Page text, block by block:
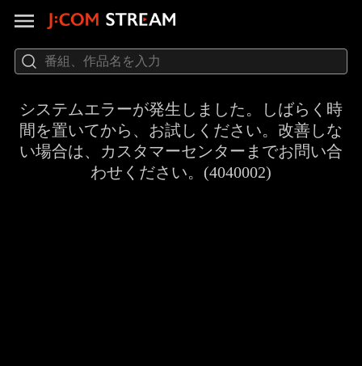
システムエラーが発生しました。しばらく時
間を置いてから、お試しください。改善しな
い場合は、カスタマーセンターまでお問い合
わせください。(4040002)